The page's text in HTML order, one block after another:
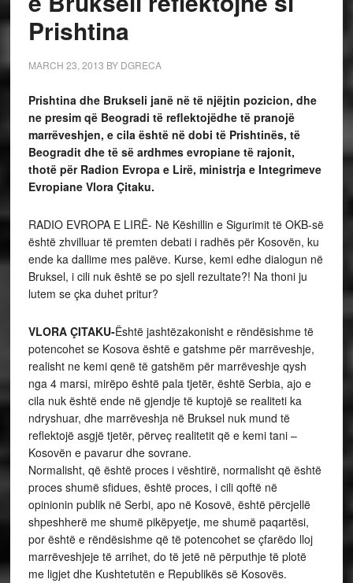
Prishtina
MARCH 23, 2013 BY DGRECA
Prishtina dhe Brukseli janë në të njëjtin pozicion, dhe
ne presim që Beogradi të reflektojëdhe të pranojë
marrëveshjen, e cila është në dobi të Prishtinës, të
Beogradit dhe të së ardhmes evropiane të rajonit,
thotë për Radion Evropa e Lirë, ministrja e Integrimeve
Evropiane Vlora Çitaku.
RADIO EVROPA E LIRË- Në Këshillin e Sigurimit të OKB-së
është zhvilluar të premten debati i radhës për Kosovën, ku
ende ka dallime mes palëve. Kurse, kemi edhe dialogun në
Bruksel, i cili nuk është se po sjell rezultate?! Na thoni ju
lutem se çka duhet pritur?
VLORA ÇITAKU-Është jashtëzakonisht e rëndësishme të
potencohet se Kosova është e gatshme për marrëveshje,
realisht ne kemi qenë të gatshëm për marrëveshje qysh
nga 4 marsi, mirëpo është pala tjetër, është Serbia, ajo e
cila nuk është ende në gjendje të kuptojë se realiteti ka
ndryshuar, dhe marrëveshja në Bruksel nuk mund të
reflektojë asgjë tjetër, përveç realitetit që e kemi tani –
Kosovën e pavarur dhe sovrane.
Normalisht, që është proces i vështirë, normalisht që është
proces shumë sfidues, është proces, i cili qoftë në
opinionin publik në Serbi, apo në Kosovë, është përcjellë
shpeshherë me shumë pikëpyetje, me shumë paqartësi,
por është e rëndësishme që të potencohet se çfarëdo lloj
marrëveshjeje të arrihet, do të jetë në përputhje të plotë
me ligjet dhe Kushtetutën e Republikës së Kosovës.